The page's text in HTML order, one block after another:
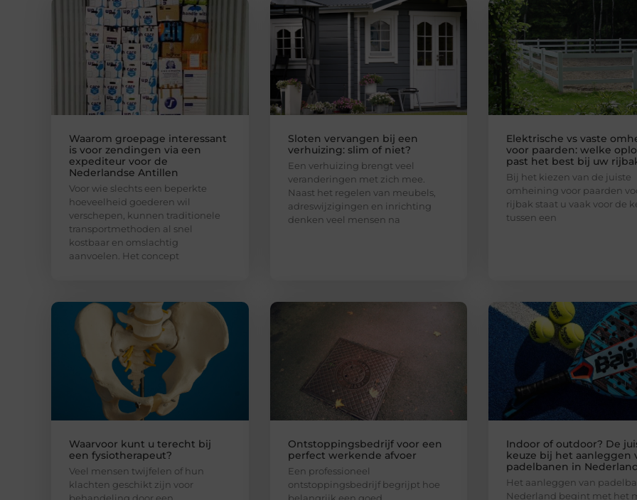
Waarom groepage interessant
is voor zendingen via een
expediteur voor de
Nederlandse Antillen
Voor wie slechts een beperkte
hoeveelheid goederen wil
verschepen, kunnen traditionele
transportmethoden al snel
kostbaar en omslachtig
aanvoelen. Het concept
Sloten vervangen bij een
verhuizing: slim of niet?
Een verhuizing brengt veel
veranderingen met zich mee.
Naast het regelen van meubels,
adreswijzigingen en inrichting
denken veel mensen na
Elektrische vs vaste
voor paarden: welke
past het best bij uw
Bij het kiezen van de juiste
omheining voor paarden
rijbak staat u vaak voor de
tussen een
Waarvoor kunt u terecht bij
een fysiotherapeut?
Veel mensen twijfelen of hun
klachten geschikt zijn voor
behandeling door een
Ontstoppingsbedrijf voor een
perfect werkende afvoer
Een professioneel
ontstoppingsbedrijf begrijpt hoe
belangrijk een goed
Indoor of outdoor? De
keuze bij het aanleggen
padelbanen in
Het aanleggen van
Nederland begint met het